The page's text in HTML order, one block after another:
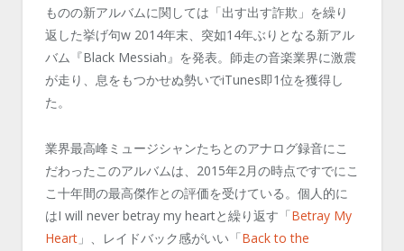
ものの新アルバムに関しては「出す出す詐欺」を繰り
返した挙げ句w 2014年末、突如14年ぶりとなる新アル
バム『Black Messiah』を発表。師走の音楽業界に激震
が走り、息をもつかせぬ勢いでiTunes即1位を獲得し
た。
業界最高峰ミュージシャンたちとのアナログ録音にこ
だわったこのアルバムは、2015年2月の時点ですでにこ
こ十年間の最高傑作との評価を受けている。個人的に
はI will never betray my heartと繰り返す「Betray My
Heart 」、レイドバック感がいい「Back to the